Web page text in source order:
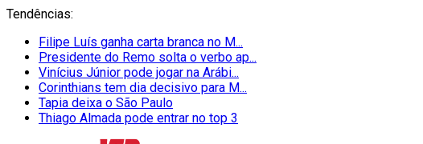
Tendências:
Filipe Luís ganha carta branca no M...
Presidente do Remo solta o verbo ap...
Vinícius Júnior pode jogar na Arábi...
Corinthians tem dia decisivo para M...
Tapia deixa o São Paulo
Thiago Almada pode entrar no top 3